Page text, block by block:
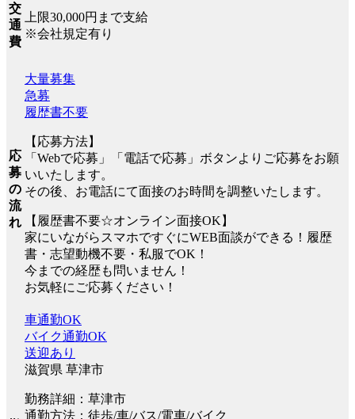
交
通
費
上限30,000円まで支給
※会社規定有り
応
募
の
流
れ
大量募集
急募
履歴書不要
【応募方法】
「Webで応募」「電話で応募」ボタンよりご応募をお願
いいたします。
その後、お電話にて面接のお時間を調整いたします。
【履歴書不要☆オンライン面接OK】
家にいながらスマホですぐにWEB面談ができる！履歴
書・志望動機不要・私服でOK！
今までの経歴も問いません！
お気軽にご応募ください！
車通勤OK
バイク通勤OK
送迎あり
滋賀県 草津市
勤務詳細：草津市
通勤方法：徒歩/車/バス/電車/バイク